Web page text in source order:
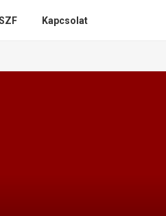
Kapcsolat